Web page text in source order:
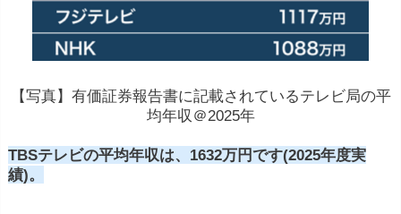
【写真】有価証券報告書に記載されているテレビ局の平
均年収＠2025年
TBSテレビの平均年収は、1632万円です(2025年度実
績)。